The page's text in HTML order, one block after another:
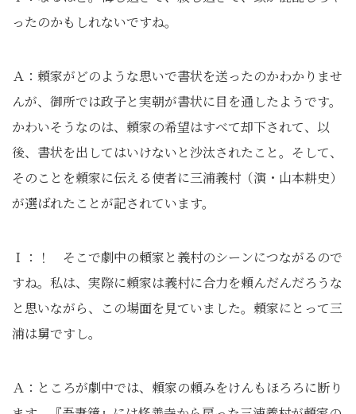
ったのかもしれないですね。
Ａ：頼家がどのような思いで書状を送ったのかわかりませ
んが、御所では政子と実朝が書状に目を通したようです。
かわいそうなのは、頼家の希望はすべて却下されて、以
後、書状を出してはいけないと沙汰されたこと。そして、
そのことを頼家に伝える使者に三浦義村（演・山本耕史）
が選ばれたことが記されています。
Ｉ：！ そこで劇中の頼家と義村のシーンにつながるので
すね。私は、実際に頼家は義村に合力を頼んだんだろうな
と思いながら、この場面を見ていました。頼家にとって三
浦は舅ですし。
Ａ：ところが劇中では、頼家の頼みをけんもほろろに断り